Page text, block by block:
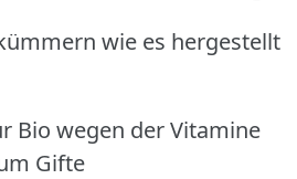
wie es hergestellt
Bio wegen der Vitamine
Gifte